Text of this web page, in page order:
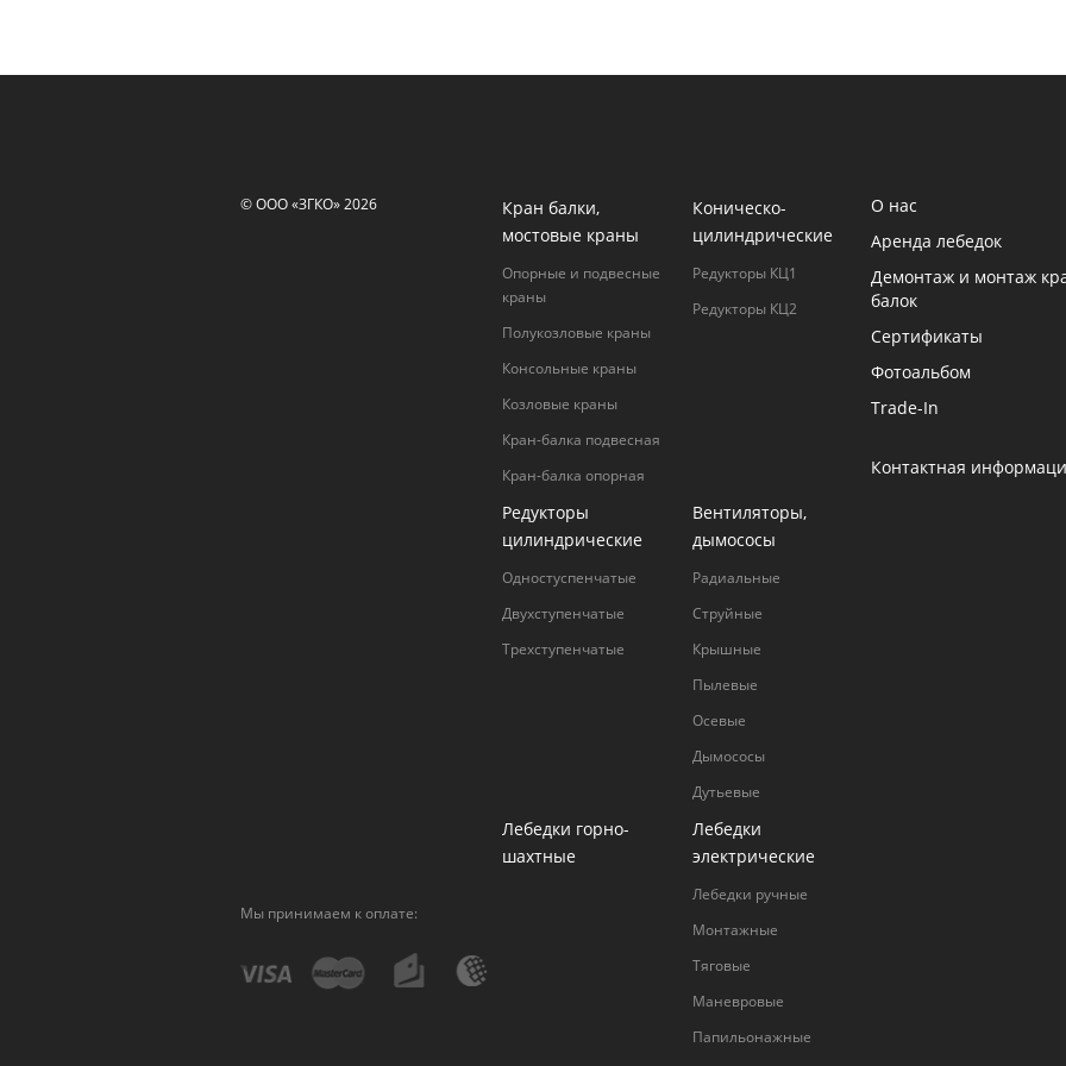
© ООО «ЗГКО» 2026
Мы принимаем к оплате:
Кран балки,
мостовые краны
Опорные и подвесные
краны
Полукозловые краны
Консольные краны
Козловые краны
Кран-балка подвесная
Кран-балка опорная
Коническо-
цилиндрические
Редукторы КЦ1
Редукторы КЦ2
Редукторы
цилиндрические
Одностуспенчатые
Двухступенчатые
Трехступенчатые
Вентиляторы,
дымососы
Радиальные
Струйные
Крышные
Пылевые
Осевые
Дымососы
Дутьевые
Лебедки горно-
шахтные
Лебедки
электрические
Лебедки ручные
Монтажные
Тяговые
Маневровые
Папильонажные
О нас
Аренда лебедок
Демонтаж и монтаж
балок
Сертификаты
Фотоальбом
Trade-In
Контактная